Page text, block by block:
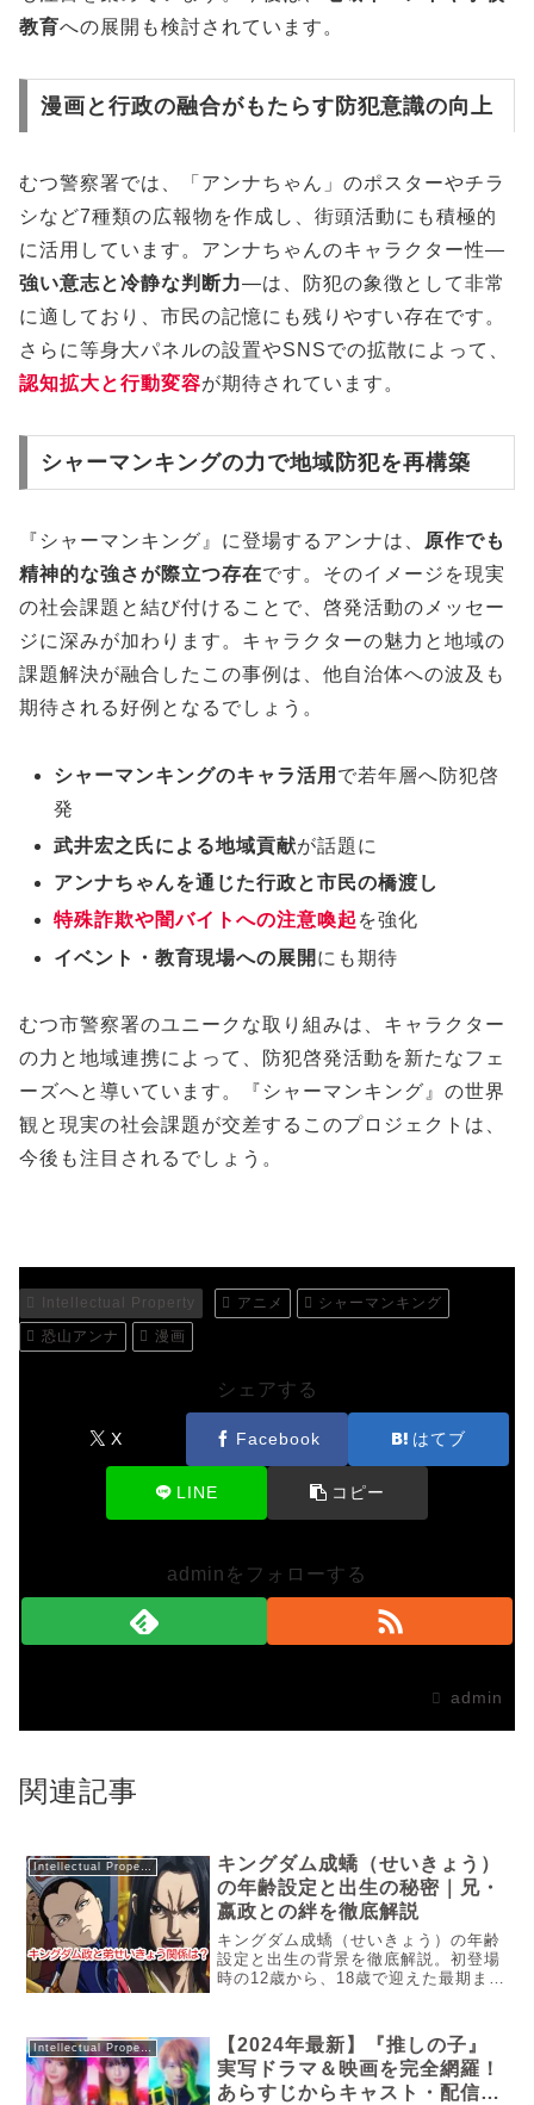
教育への展開も検討されています。
漫画と行政の融合がもたらす防犯意識の向上
むつ警察署では、「アンナちゃん」のポスターやチラ
シなど7種類の広報物を作成し、街頭活動にも積極的
に活用しています。アンナちゃんのキャラクター性—
強い意志と冷静な判断力—は、防犯の象徴として非常
に適しており、市民の記憶にも残りやすい存在です。
さらに等身大パネルの設置やSNSでの拡散によって、
認知拡大と行動変容が期待されています。
シャーマンキングの力で地域防犯を再構築
『シャーマンキング』に登場するアンナは、
原作でも
精神的な強さが際立つ存在です。そのイメージを現実
の社会課題と結び付けることで、啓発活動のメッセー
ジに深みが加わります。キャラクターの魅力と地域の
課題解決が融合したこの事例は、他自治体への波及も
期待される好例となるでしょう。
シャーマンキングのキャラ活用 で若年層へ防犯啓
発
武井宏之氏による地域貢献が話題に
アンナちゃんを通じた行政と市民の橋渡し
特殊詐欺や闇バイトへの注意喚起 を強化
イベント・教育現場への展開 にも期待
むつ市警察署のユニークな取り組みは、キャラクター
の力と地域連携によって、防犯啓発活動を新たなフェ
ーズへと導いています。『シャーマンキング』の世界
観と現実の社会課題が交差するこのプロジェクトは、
今後も注目されるでしょう。
Intellectual Property アニメ
シャーマンキング
恐山アンナ
漫画
シェアする
X Facebook はてブ
LINE コピー
adminをフォローする
admin
関連記事
キングダム成蟜（せいきょう）
の年齢設定と出生の秘密｜兄・
嬴政との絆を徹底解説
キングダム成蟜（せいきょう）の年齢
設定と出生の背景を徹底解説。初登場
時の12歳から、18歳で迎えた最期ま
長」の軌跡を、原泰久先生の描く物語
から紐解きます。「あの生意気だった
成...
Intellectual Property
【2024年最新】『推しの子』
実写ドラマ＆映画を完全網羅！
あらすじからキャスト・配信情